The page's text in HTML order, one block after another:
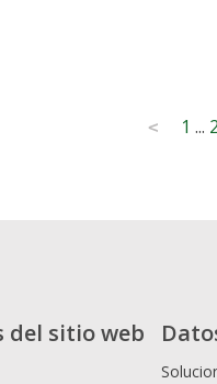
< 1 ...
del sitio web